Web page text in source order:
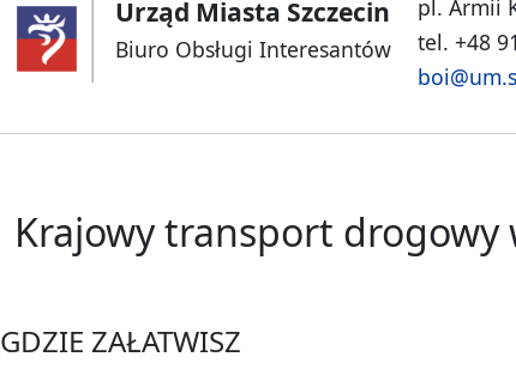
Urząd Miasta Szczecin
Biuro Obsługi Interesantów
pl. Armii
tel. +48
Krajowy transport drogowy
GDZIE ZAŁATWISZ